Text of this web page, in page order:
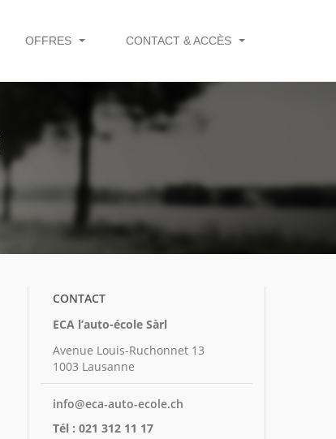
OFFRES CONTACT & ACCÈS
CONTACT
ECA l’auto-école Sàrl
Avenue Louis-Ruchonnet 13
1003 Lausanne
info@eca-auto-ecole.ch
Tél : 021 312 11 17